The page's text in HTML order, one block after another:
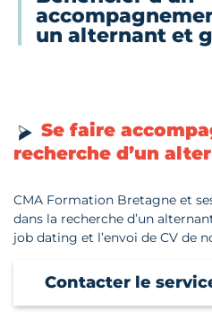
un alternant et
Se faire
recherche d’un
CMA Formation Bretagne et
dans la recherche d’un
job dating et l’envoi de CV de
Contacter le